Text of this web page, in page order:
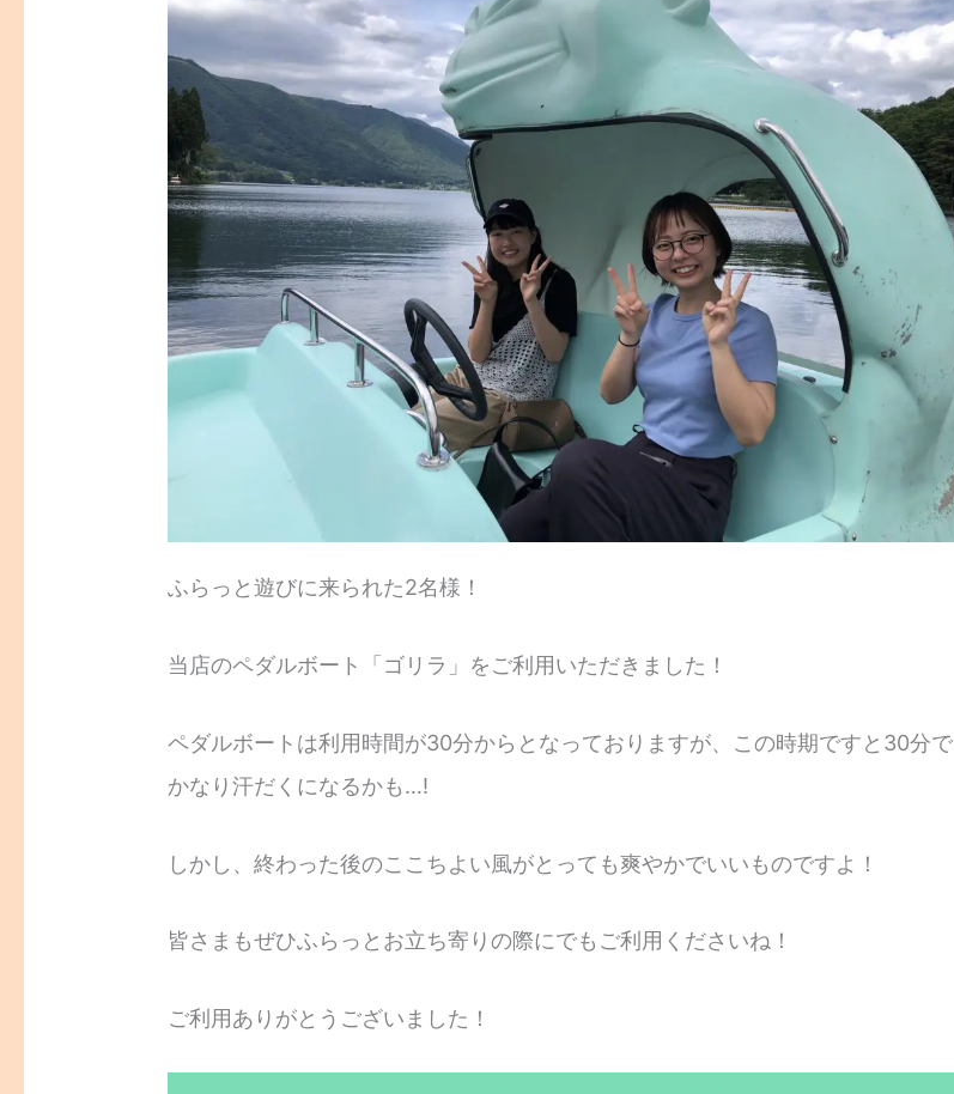
ふらっと遊びに来られた2名様！
当店のペダルボート「ゴリラ」をご利用いただきました！
ペダルボートは利用時間が30分からとなっておりますが、この時期ですと30分で
かなり汗だくになるかも…!
しかし、終わった後のここちよい風がとっても爽やかでいいものですよ！
皆さまもぜひふらっとお立ち寄りの際にでもご利用くださいね！
ご利用ありがとうございました！